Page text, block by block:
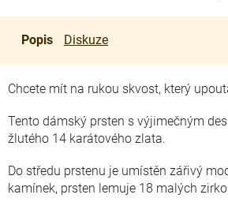
Popis Diskuze
Chcete mít na rukou skvost, který
Tento dámský prsten s výjimečným
žlutého 14 karátového zlata.
Do středu prstenu je umístěn zářivý
kamínek, prsten lemuje 18 malých